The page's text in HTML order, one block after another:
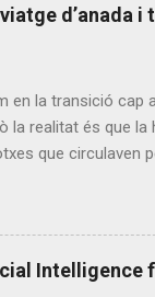
d’anada i
en la transició
la realitat és que
que circulaven
eficient i silenciosa,
fins al 1861.
vehicles elèctrics
XIX gràcies a les
Intelligence